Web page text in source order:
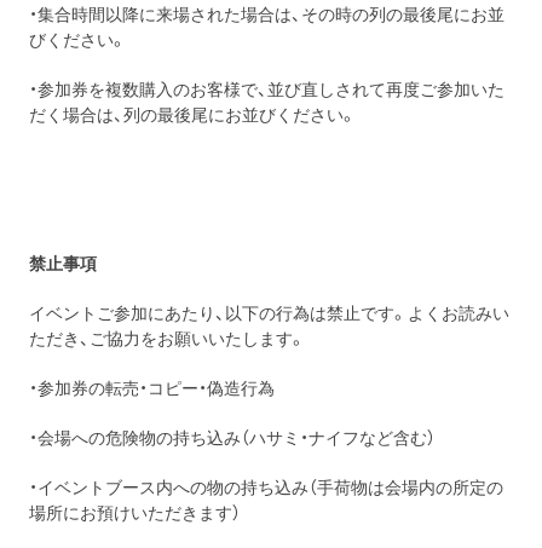
・集合時間以降に来場された場合は、その時の列の最後尾にお並
びください。
・参加券を複数購入のお客様で、並び直しされて再度ご参加いた
だく場合は、列の最後尾にお並びください。
禁止事項
イベントご参加にあたり、以下の行為は禁止です。よくお読みい
ただき、ご協力をお願いいたします。
・参加券の転売・コピー・偽造行為
・会場への危険物の持ち込み（ハサミ・ナイフなど含む）
・イベントブース内への物の持ち込み（手荷物は会場内の所定の
場所にお預けいただきます）